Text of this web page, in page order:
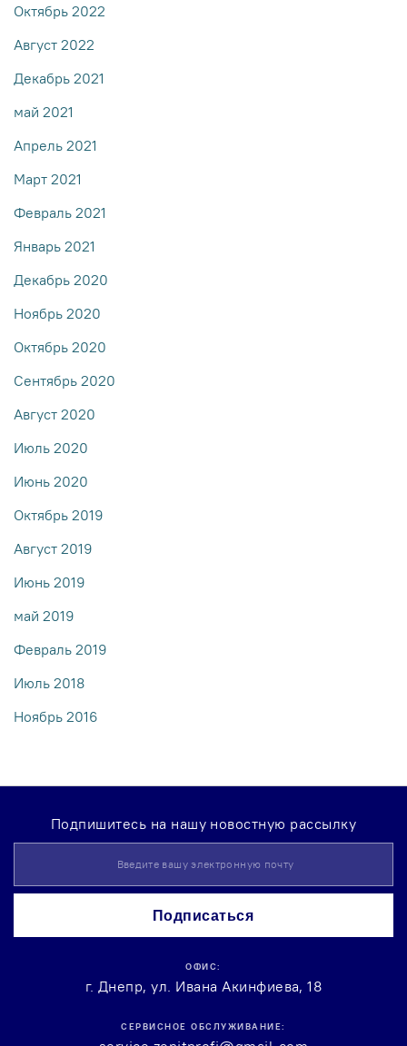
Октябрь 2022
Август 2022
Декабрь 2021
май 2021
Апрель 2021
Март 2021
Февраль 2021
Январь 2021
Декабрь 2020
Ноябрь 2020
Октябрь 2020
Сентябрь 2020
Август 2020
Июль 2020
Июнь 2020
Октябрь 2019
Август 2019
Июнь 2019
май 2019
Февраль 2019
Июль 2018
Ноябрь 2016
Подпишитесь на нашу новостную рассылку
Up
for
Newsletter:
Подписаться
ОФИС:
г. Днепр, ул. Ивана Акинфиева, 18
СЕРВИСНОЕ ОБСЛУЖИВАНИЕ: